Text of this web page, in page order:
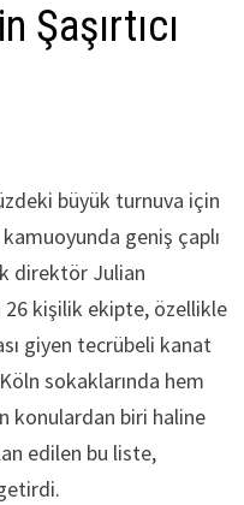
Şaşırtıcı
büyük turnuva için
geniş çaplı
direktör Julian
26 kişilik ekipte, özellikle
giyen tecrübeli kanat
sokaklarında hem
konulardan biri haline
edilen bu liste,